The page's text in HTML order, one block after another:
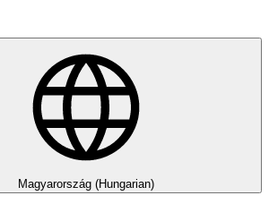
Magyarország (Hungarian)